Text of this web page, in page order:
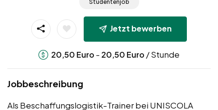
Studentenjob
Jetzt bewerben
20,50 Euro - 20,50 Euro / Stunde
Jobbeschreibung
Als Beschaffungslogistik-Trainer bei UNISCOLA